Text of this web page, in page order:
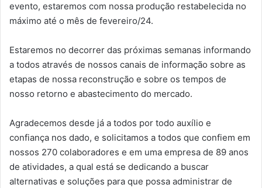
evento, estaremos com nossa produção restabelecida no
máximo até o mês de fevereiro/24.
Estaremos no decorrer das próximas semanas informando
a todos através de nossos canais de informação sobre as
etapas de nossa reconstrução e sobre os tempos de
nosso retorno e abastecimento do mercado.
Agradecemos desde já a todos por todo auxílio e
confiança nos dado, e solicitamos a todos que confiem em
nossos 270 colaboradores e em uma empresa de 89 anos
de atividades, a qual está se dedicando a buscar
alternativas e soluções para que possa administrar de